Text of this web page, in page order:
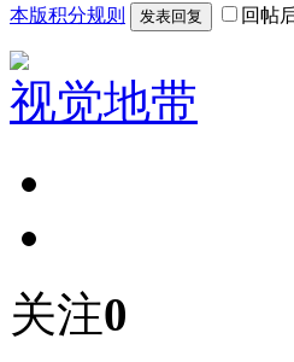
本版积分规则 发表回复 回帖
视觉地带
关注0